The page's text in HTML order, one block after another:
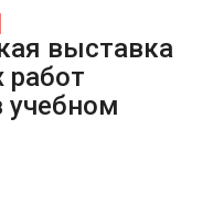
выставка
работ
учебном